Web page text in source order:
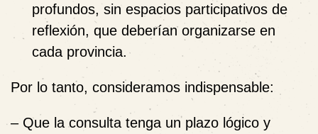
profundos, sin espacios participativos de
reflexión, que deberían organizarse en
cada provincia.
Por lo tanto, consideramos indispensable:
– Que laconsulta tenga un plazo lógico y